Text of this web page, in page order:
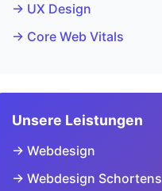
→ UX Design
→ Core Web Vitals
Unsere Leistungen
→ Webdesign
→ Webdesign Schortens